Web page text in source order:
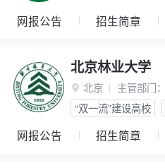
网报公告 招生简章
北京林业大学
 北京 主管部门：
“双一流”建设高校
网报公告 招生简章